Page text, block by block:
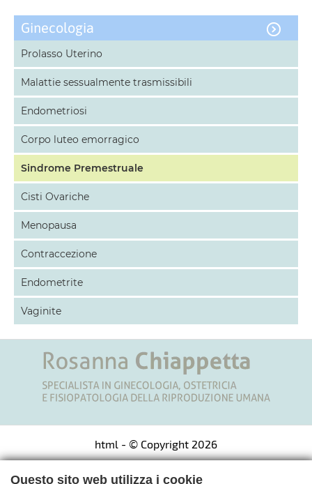
Questo sito web utilizza i cookie
Ginecologia
Prolasso Uterino
Malattie sessualmente trasmissibili
Endometriosi
Corpo luteo emorragico
Sindrome Premestruale
Cisti Ovariche
Menopausa
Contraccezione
Endometrite
Vaginite
html - © Copyright 2026